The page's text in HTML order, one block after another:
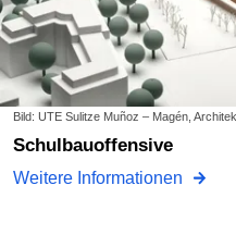
Bild: UTE Sulitze Muñoz – Magén,
Schulbauoffensive
Weitere Informationen